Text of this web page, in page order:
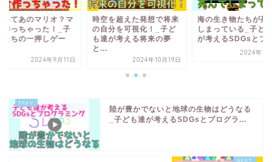
ってあのマリオ？マ
作っちゃった！_子
たちの一押しゲー
2024年9月11日
時空を超えた発想で将来
の自分を可視化！_子ど
も達が考える将来の夢
と...
2024年10月19日
海の生き物たちが死
しまっている_子ど
が考えるSDGsとプ
2024年2
陸が豊かでないと地球の生物はどうなる
_子ども達が考えるSDGsとプログラ...